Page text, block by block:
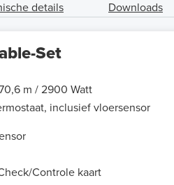
details Downloads
Set
m / 2900 Watt
inclusief vloersensor
Controle kaart